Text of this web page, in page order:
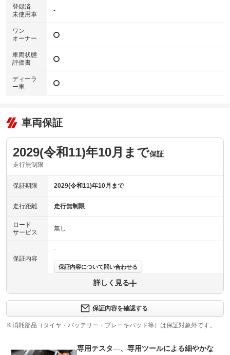
登録済
未使用車
-
ワン
オーナー
車両状態
評価書
ディーラ
ー車
車両保証
2029(令和11)年10月まで保証
走行無制限
保証期限 2029(令和11)年10月まで
走行距離 走行無制限
ロード
サービス
無し
保証内容
-
保証内容について問い合わせる
上限金額
免責金 無し
詳しく見る
保証内容を確認する
※消耗部品（タイヤ・バッテリー・ブレーキパッド等）は保証対象外です。
専用テスタ―、専用ツールによる細やかな